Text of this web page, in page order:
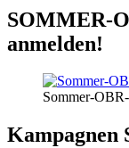
SOMMER-
anmelden!
Sommer-
Kampagnen